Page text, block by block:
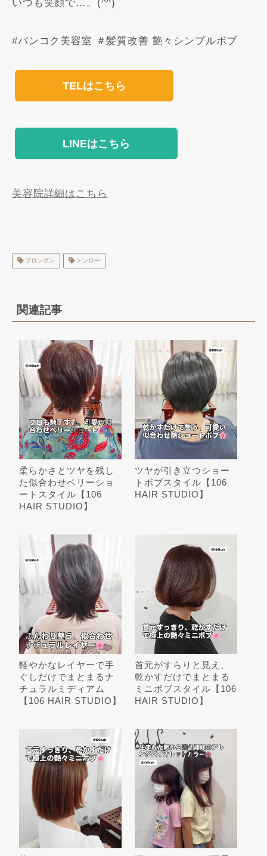
いつも笑顔で…。(^^)
#バンコク美容室 ＃髪質改善 艶々シンプルボブ
TELはこちら
LINEはこちら
美容院詳細はこちら
プロンポン トンロー
関連記事
柔らかさとツヤを残し
た似合わせベリーショ
ートスタイル【106
HAIR STUDIO】
ツヤが引き立つショー
トボブスタイル【106
HAIR STUDIO】
軽やかなレイヤーで手
ぐしだけでまとまるナ
チュラルミディアム
【106 HAIR STUDIO】
首元がすらりと見え、
乾かすだけでまとまる
ミニボブスタイル【106
HAIR STUDIO】